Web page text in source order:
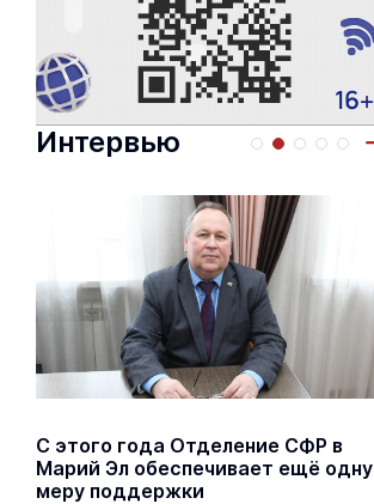
Интервью
С этого года Отделение СФР в
Марий Эл обеспечивает ещё одну
меру поддержки
ВТБ выплатил дивиденды
розничным акционерам
Размер дивиденда на одну обыкновенную
Экономика и бизнес 11:00 05.08.2026